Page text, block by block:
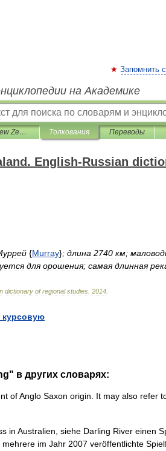
Запомнить
на Академике
Australia and New Zealand. English-Russian dictionary of regional studies Толкования Переводы
English-Russian
{Murray}; длина 2740 км;
для орошения; самая длинная
dictionary of regional studies 2014
курсовую
в других словарях:
of Anglo Saxon origin. It may also refer
in Australien, siehe Darling River einen
im Jahr 2007 veröffentlichte